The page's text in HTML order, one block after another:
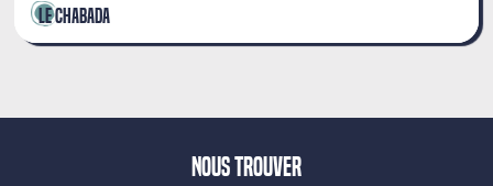
Le Chabada
Nous trouver